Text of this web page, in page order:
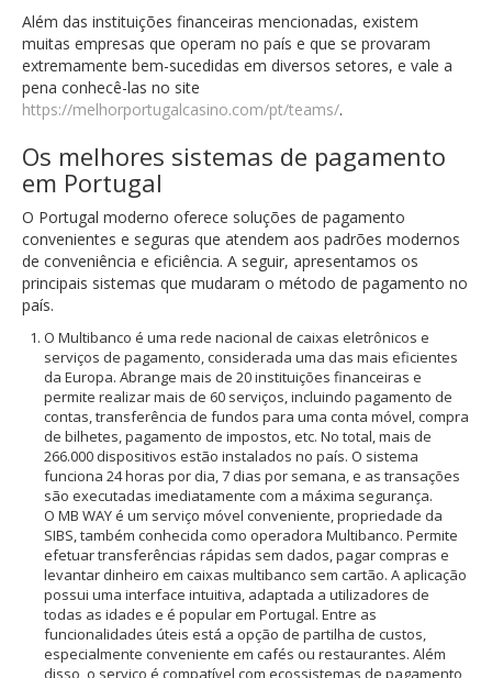
Além das instituições financeiras mencionadas, existem
muitas empresas que operam no país e que se provaram
extremamente bem-sucedidas em diversos setores, e vale a
pena conhecê-las no site
https://melhorportugalcasino.com/pt/teams/.
Os melhores sistemas de pagamento
em Portugal
O Portugal moderno oferece soluções de pagamento
convenientes e seguras que atendem aos padrões modernos
de conveniência e eficiência. A seguir, apresentamos os
principais sistemas que mudaram o método de pagamento no
país.
O Multibanco é uma rede nacional de caixas eletrônicos e
serviços de pagamento, considerada uma das mais eficientes
da Europa. Abrange mais de 20 instituições financeiras e
permite realizar mais de 60 serviços, incluindo pagamento de
contas, transferência de fundos para uma conta móvel, compra
de bilhetes, pagamento de impostos, etc. No total, mais de
266.000 dispositivos estão instalados no país. O sistema
funciona 24 horas por dia, 7 dias por semana, e as transações
são executadas imediatamente com a máxima segurança.
O MB WAY é um serviço móvel conveniente, propriedade da
SIBS, também conhecida como operadora Multibanco. Permite
efetuar transferências rápidas sem dados, pagar compras e
levantar dinheiro em caixas multibanco sem cartão. A aplicação
possui uma interface intuitiva, adaptada a utilizadores de
todas as idades e é popular em Portugal. Entre as
funcionalidades úteis está a opção de partilha de custos,
especialmente conveniente em cafés ou restaurantes. Além
disso, o serviço é compatível com ecossistemas de pagamento